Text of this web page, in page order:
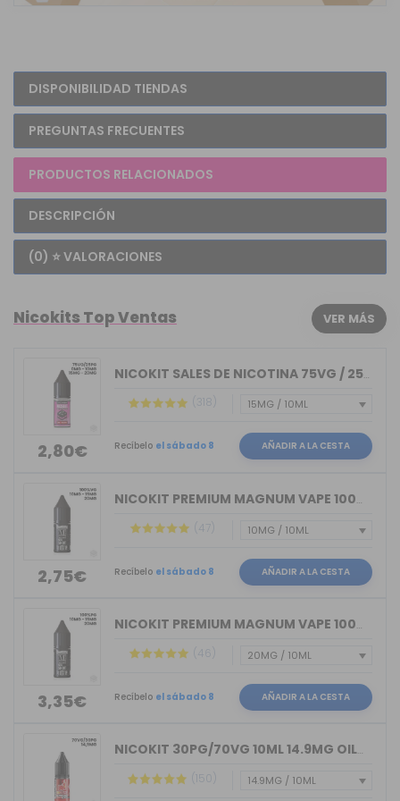
DISPONIBILIDAD TIENDAS
PREGUNTAS FRECUENTES
PRODUCTOS RELACIONADOS
DESCRIPCIÓN
(0) ⭐ VALORACIONES
Nicokits Top Ventas VER MÁS
2,80€
NICOKIT SALES DE NICOTINA 75VG / 25PG...
(318)
Recíbelo el sábado 8 AÑADIR A LA CESTA
2,75€
NICOKIT PREMIUM MAGNUM VAPE 100%VG 10ML
(47)
Recíbelo el sábado 8 AÑADIR A LA CESTA
3,35€
NICOKIT PREMIUM MAGNUM VAPE 100%PG 10ML
(46)
Recíbelo el sábado 8 AÑADIR A LA CESTA
NICOKIT 30PG/70VG 10ML 14.9MG OIL4VAP
(150)